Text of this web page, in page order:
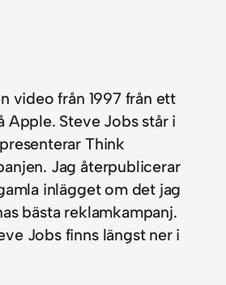
video från 1997 från ett
Apple. Steve Jobs står i
Think
Jag återpublicerar
inlägget om det jag
bästa reklamkampanj.
Jobs finns längst ner i